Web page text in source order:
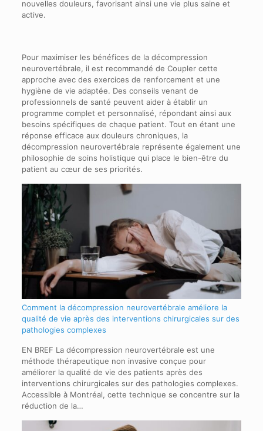
nouvelles douleurs, favorisant ainsi une vie plus saine et
active.
Pour maximiser les bénéfices de la décompression
neurovertébrale, il est recommandé de Coupler cette
approche avec des exercices de renforcement et une
hygiène de vie adaptée. Des conseils venant de
professionnels de santé peuvent aider à établir un
programme complet et personnalisé, répondant ainsi aux
besoins spécifiques de chaque patient. Tout en étant une
réponse efficace aux douleurs chroniques, la
décompression neurovertébrale représente également une
philosophie de soins holistique qui place le bien-être du
patient au cœur de ses priorités.
Comment la décompression neurovertébrale améliore la
qualité de vie après des interventions chirurgicales sur des
pathologies complexes
EN BREF La décompression neurovertébrale est une
méthode thérapeutique non invasive conçue pour
améliorer la qualité de vie des patients après des
interventions chirurgicales sur des pathologies complexes.
Accessible à Montréal, cette technique se concentre sur la
réduction de la…